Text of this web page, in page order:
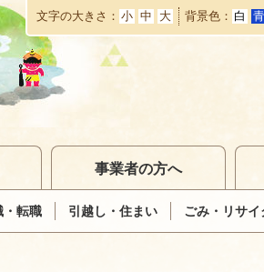
本
文
へ
移
動
文字の大きさ 小 中 大 背景色 白 青
・転職 引越し・住まい ごみ・リサイ
事業者の方へ